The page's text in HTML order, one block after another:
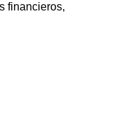
financieros,